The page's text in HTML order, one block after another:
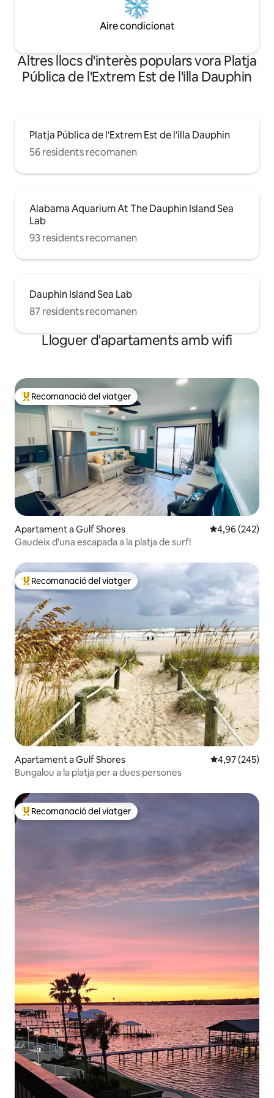
Aire condicionat
Altres llocs d'interès populars vora Platja
Pública de l'Extrem Est de l'illa Dauphin
Platja Pública de l'Extrem Est de l'illa Dauphin
56 residents recomanen
Alabama Aquarium At The Dauphin Island Sea
Lab
93 residents recomanen
Dauphin Island Sea Lab
87 residents recomanen
Lloguer d'apartaments amb wifi
Principals recomanacions dels viatgers
Recomanació del viatger
Apartament a Gulf Shores 4,96 de
4,96 (242)
Gaudeix d'una escapada a la platja de surf!
Principals recomanacions dels viatgers
Recomanació del viatger
Apartament a Gulf Shores 4,97 de
4,97 (245)
Bungalou a la platja per a dues persones
Principals recomanacions dels viatgers
Recomanació del viatger